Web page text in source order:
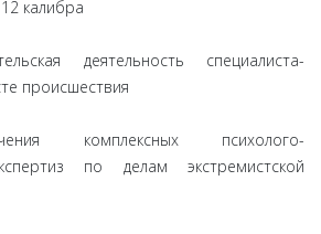
калибра
деятельность специалиста-
происшествия
комплексных психолого-
по делам экстремистской